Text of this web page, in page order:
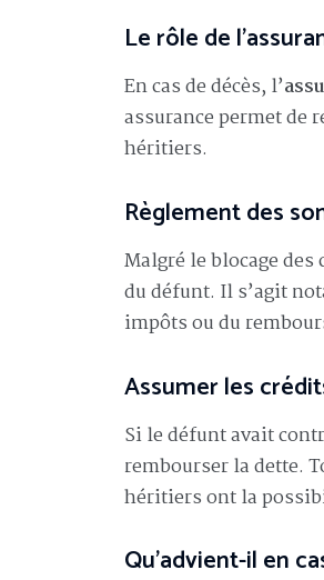
Le rôle de
En cas de décès, l’
assurance permet de
héritiers.
Règlement des
Malgré le blocage
du défunt. Il s’agit
impôts ou du
Assumer les
Si le défunt avait
rembourser la dette.
héritiers ont la
Qu’advient-il en